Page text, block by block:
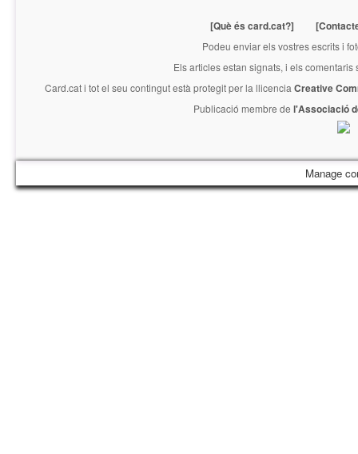
[Què és card.cat?]
Podeu enviar els vostres escrits i
Els articles estan signats, i els
Card.cati tot el seu contingut està protegit per la llicencia Creative
Publicació membre de l'Associació
Manage